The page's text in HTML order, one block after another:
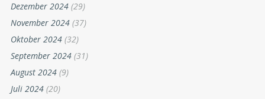
Dezember 2024 (29)
November 2024 (37)
Oktober 2024 (32)
September 2024 (31)
August 2024 (9)
Juli 2024 (20)